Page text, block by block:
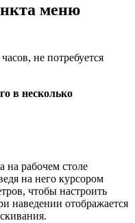
меню
не потребуется
в несколько
на рабочем столе
на него курсором
чтобы настроить
наведении отображается